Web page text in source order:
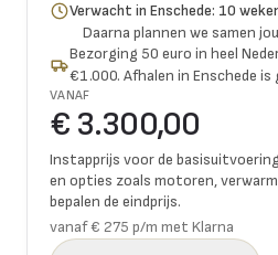
Verwacht in Enschede: 10
Daarna plannen we samen
Bezorging 50 euro in heel
€1.000. Afhalen in Enschede is
VANAF
€ 3.300,00
Instapprijs voor de
en opties zoals motoren,
bepalen de eindprijs.
vanaf € 275 p/m met Klarna